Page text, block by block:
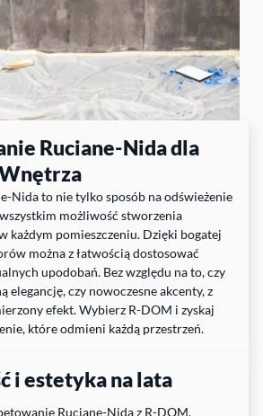
Ruciane-Nida dla
Nida to nie tylko sposób na odświeżenie
możliwość stworzenia
każdym pomieszczeniu. Dzięki bogatej
można z łatwością dostosować
upodobań. Bez względu na to, czy
elegancję, czy nowoczesne akcenty, z
efekt. Wybierz R-DOM i zyskaj
które odmieni każdą przestrzeń.
i estetyka na lata
Ruciane-Nida z R-DOM,